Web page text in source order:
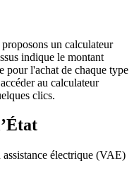
un calculateur
indique le montant
pour l'achat de chaque type
au calculateur
clics.
électrique (VAE)